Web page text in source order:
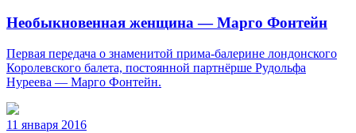
Необыкновенная женщина — Марго Фонтейн
Первая передача о знаменитой прима-балерине лондонского
Королевского балета, постоянной партнёрше Рудольфа
Нуреева — Марго Фонтейн.
11 января 2016